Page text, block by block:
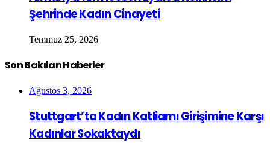
Şehrinde Kadın Cinayeti
Temmuz 25, 2026
Son Bakılan Haberler
Ağustos 3, 2026
Stuttgart’ta Kadın Katliamı Girişimine Karşı
Kadınlar Sokaktaydı